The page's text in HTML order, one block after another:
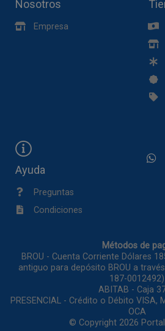
Nosotros
Empresa
Ayuda
Preguntas
Condiciones
Métodos de
BROU - Cuenta Corriente Dólares
antiguo para depósito BROU a
187-0012492)
ABITAB - Caja
PRESENCIAL - Crédito o Débito VISA,
OCA
© Copyright 2026